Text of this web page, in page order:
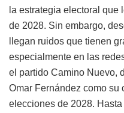
la estrategia electoral
de 2028. Sin embargo,
llegan ruidos que tienen
especialmente en las
el partido Camino Nuevo,
Omar Fernández como
elecciones de 2028.